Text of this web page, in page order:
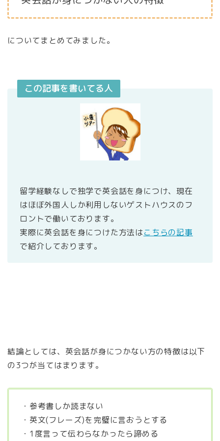
についてまとめてみました。
この記事を書いてる人
留学経験なしで独学で英会話を身につけ、現在
はほぼ外国人しか利用しないゲストハウスのフ
ロントで働いております。
実際に英会話を身につけた方法はこちらの記事
で紹介しております。
結論としては、英会話が身につかない方の特徴は以下
の3つが当てはまります。
・参考書しか読まない
・英文(フレーズ)を完璧に言おうとする
・1度言って伝わらなかったら諦める